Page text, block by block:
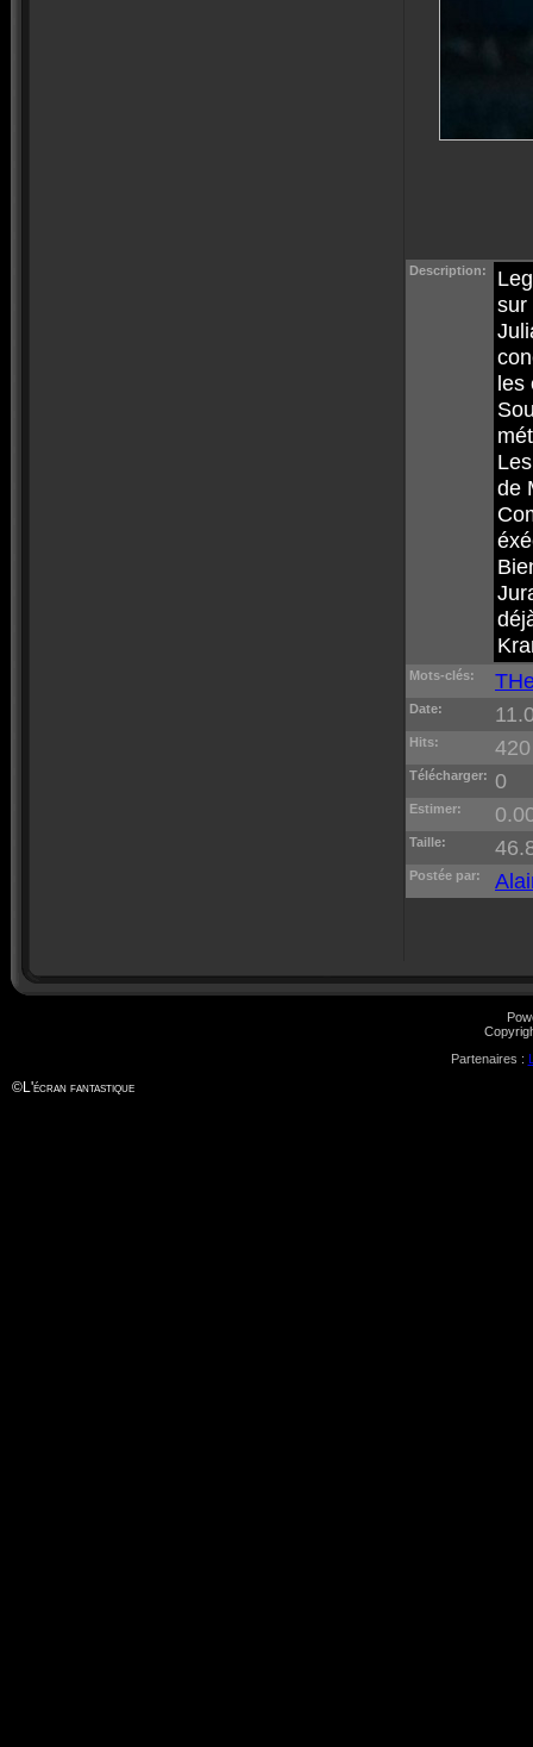
Description:
sur
les
de
Mots-clés:
Date:
Hits: 420
Télécharger: 0
Estimer:
Taille:
Postée par:
Partenaires :
©L'écran fantastique